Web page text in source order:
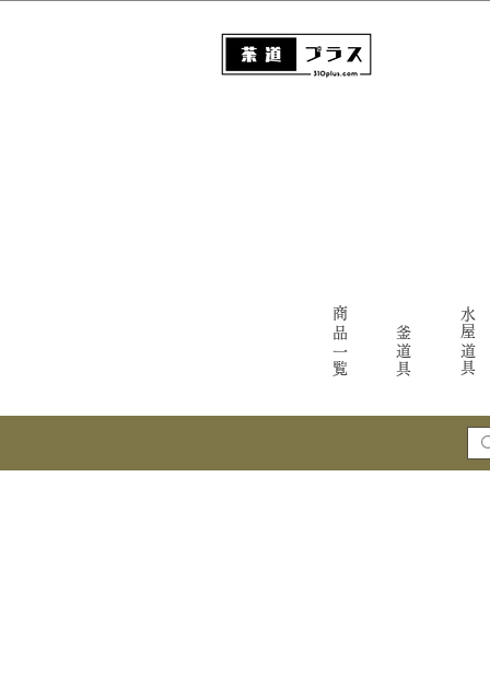
商品一覧 釜道具 水屋道具